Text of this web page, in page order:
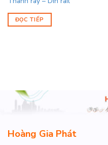
ĐỌC TIẾP
Hoàng Gia Phát